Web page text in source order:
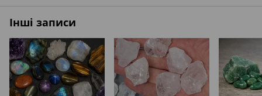
Інші записи